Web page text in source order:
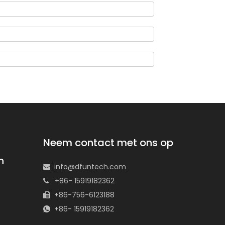
Neem contact met ons op
 info@dfuntech.com
 +86- 15919182362
 +86-756-6123188
 +86- 15919182362